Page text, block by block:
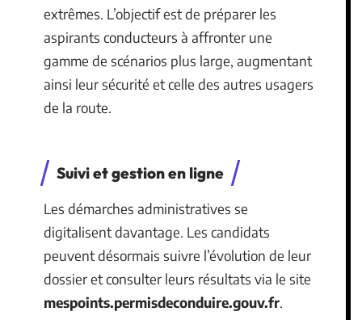
extrêmes. L’objectif est de préparer les
aspirants conducteurs à affronter une
gamme de scénarios plus large, augmentant
ainsi leur sécurité et celle des autres usagers
de la route.
Suivi et gestion en ligne
Les démarches administratives se
digitalisent davantage. Les candidats
peuvent désormais suivre l’évolution de leur
dossier et consulter leurs résultats via le site
mespoints.permisdeconduire.gouv.fr.